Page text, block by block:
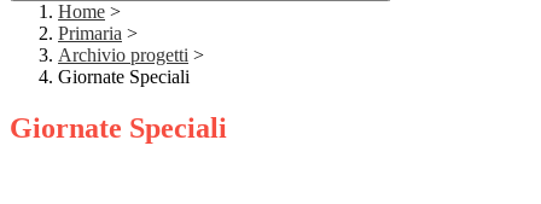
Home >
Primaria >
Archivio progetti >
Giornate Speciali
Giornate Speciali